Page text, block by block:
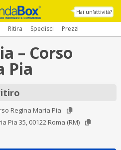
Hai un'attività?
Ritira Spedisci Prezzi
– Corso
Pia
Regina Maria Pia
Pia 35, 00122 Roma (RM)